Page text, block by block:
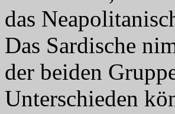
das
Das Sardische
der beiden
Unterschieden